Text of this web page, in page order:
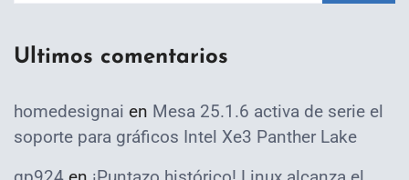
Ultimos comentarios
homedesignai en Mesa 25.1.6 activa de serie el
soporte para gráficos Intel Xe3 Panther Lake